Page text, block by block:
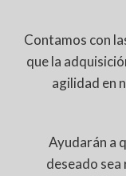
Contamos con
que la
agilidad en
Ayudarán a
deseado